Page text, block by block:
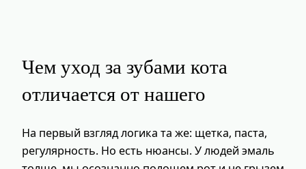
Чем уход за зубами кота
отличается от нашего
На первый взгляд логика та же: щетка, паста,
регулярность. Но есть нюансы. У людей эмаль